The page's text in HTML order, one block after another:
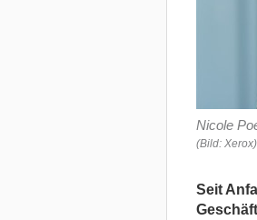
Nicole
(Bild: Xerox)
Seit